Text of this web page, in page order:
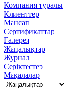
Компания туралы
Клиенттер
Мансап
Сертификаттар
Галерея
Жаңалықтар
Журнал
Серіктестер
Мақалалар